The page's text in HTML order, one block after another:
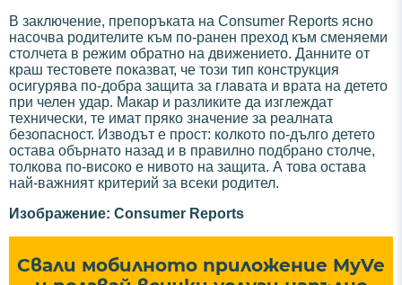
В заключение, препоръката на Consumer Reports ясно
насочва родителите към по-ранен преход към сменяеми
столчета в режим обратно на движението. Данните от
краш тестовете показват, че този тип конструкция
осигурява по-добра защита за главата и врата на детето
при челен удар. Макар и разликите да изглеждат
технически, те имат пряко значение за реалната
безопасност. Изводът е прост: колкото по-дълго детето
остава обърнато назад и в правилно подбрано столче,
толкова по-високо е нивото на защита. А това остава
най-важният критерий за всеки родител.
Изображение: Consumer Reports
Свали мобилното приложение MyVe